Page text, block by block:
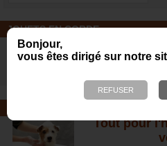
Bonjour,
vous êtes dirigé sur notre
JOUETS EN CORDE
des heures
Tout pour